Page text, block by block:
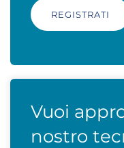
Vuoi
nostro